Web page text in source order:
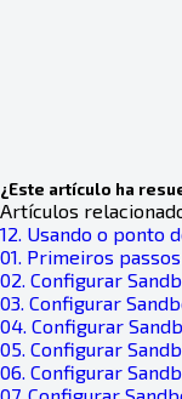
¿Este artículo ha
Artículos
12. Usando o ponto
01. Primeiros
02. Configurar
03. Configurar
04. Configurar
05. Configurar
06. Configurar